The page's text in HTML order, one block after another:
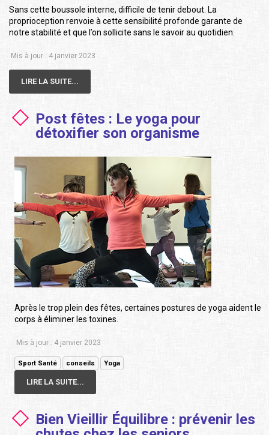
Sans cette boussole interne, difficile de tenir debout. La
proprioception renvoie à cette sensibilité profonde garante de
notre stabilité et que l’on sollicite sans le savoir au quotidien.
Mis à jour : 4 janvier 2023
LIRE LA SUITE...
Post fêtes : Le yoga pour
détoxifier son organisme
Après le trop plein des fêtes, certaines postures de yoga aident le
corps à éliminer les toxines.
Mis à jour : 4 janvier 2023
Sport Santé conseils Yoga
LIRE LA SUITE...
Bien Vieillir Équilibre : prévenir les